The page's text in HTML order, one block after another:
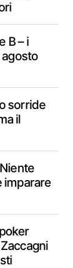
B – i
sorride
il
imparare